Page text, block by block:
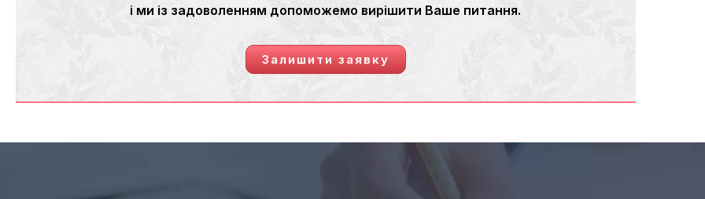
і ми із задоволенням допоможемо вирішити Ваше питання.
Залишити заявку